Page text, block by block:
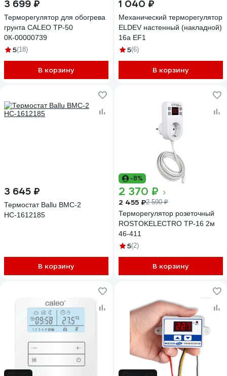
3 699 ₽
Терморегулятор для обогрева
грунта CALEO ТР-50
0К-00000739
5(18)
В корзину
1 040 ₽
Механический терморегулятор
ELDEV настенный (накладной)
16а EF1
5(6)
В корзину
3 645 ₽
Термостат Ballu BMC-2
НС-1612185
В корзину
-8%
2 370 ₽
2 455 ₽2 590 ₽
Терморегулятор розеточный
ROSTOKELECTRO ТР-16 2м
46-411
5(2)
В корзину